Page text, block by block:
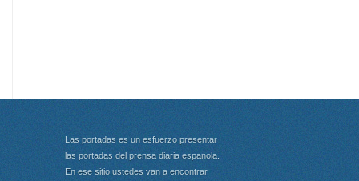
Las portadas es un esfuerzo presentar
las portadas del prensa diaria espanola.
En ese sitio ustedes van a encontrar